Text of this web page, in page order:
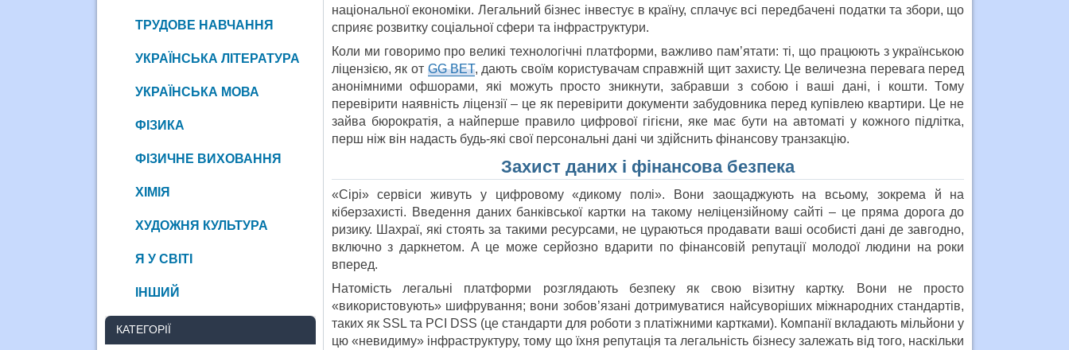
національної економіки. Легальний бізнес інвестує в країну, сплачує всі передбачені податки та збори, що
сприяє розвитку соціальної сфери та інфраструктури.
Коли ми говоримо про великі технологічні платформи, важливо пам’ятати: ті, що працюють з українською
ліцензією, як от GG BET, дають своїм користувачам справжній щит захисту. Це величезна перевага перед
анонімними офшорами, які можуть просто зникнути, забравши з собою і ваші дані, і кошти. Тому
перевірити наявність ліцензії – це як перевірити документи забудовника перед купівлею квартири. Це не
зайва бюрократія, а найперше правило цифрової гігієни, яке має бути на автоматі у кожного підлітка,
перш ніж він надасть будь-які свої персональні дані чи здійснить фінансову транзакцію.
Захист даних і фінансова безпека
«Сірі» сервіси живуть у цифровому «дикому полі». Вони заощаджують на всьому, зокрема й на
кіберзахисті. Введення даних банківської картки на такому неліцензійному сайті – це пряма дорога до
ризику. Шахраї, які стоять за такими ресурсами, не цураються продавати ваші особисті дані де завгодно,
включно з даркнетом. А це може серйозно вдарити по фінансовій репутації молодої людини на роки
вперед.
Натомість легальні платформи розглядають безпеку як свою візитну картку. Вони не просто
«використовують» шифрування; вони зобов’язані дотримуватися найсуворіших міжнародних стандартів,
таких як SSL та PCI DSS (це стандарти для роботи з платіжними картками). Компанії вкладають мільйони у
цю «невидиму» інфраструктуру, тому що їхня репутація та легальність бізнесу залежать від того, наскільки
ТРУДОВЕ НАВЧАННЯ
УКРАЇНСЬКА ЛІТЕРАТУРА
УКРАЇНСЬКА МОВА
ФІЗИКА
ФІЗИЧНЕ ВИХОВАННЯ
ХІМІЯ
ХУДОЖНЯ КУЛЬТУРА
Я У СВІТІ
ІНШИЙ
КАТЕГОРІЇ